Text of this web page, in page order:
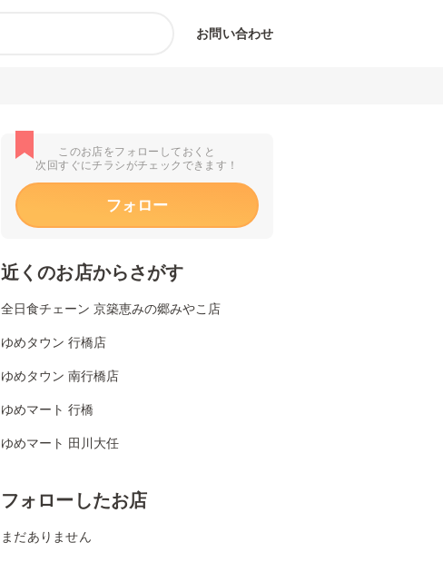
お問い合わせ
このお店をフォローしておくと
次回すぐにチラシがチェックできます！
フォロー
近くのお店からさがす
全日食チェーン 京築恵みの郷みやこ店
ゆめタウン 行橋店
ゆめタウン 南行橋店
ゆめマート 行橋
ゆめマート 田川大任
フォローしたお店
まだありません